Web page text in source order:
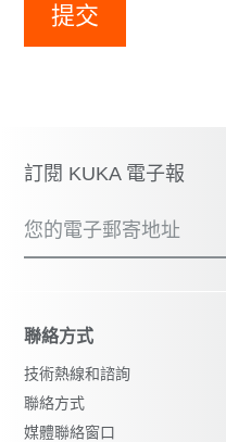
提交
訂閱 KUKA 電子報
您的電子郵寄地址
聯絡方式
技術熱線和諮詢
聯絡方式
媒體聯絡窗口